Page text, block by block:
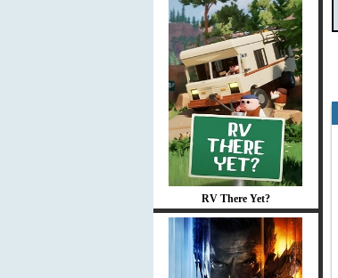
RV There Yet?